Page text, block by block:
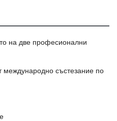
на две професионални
международно състезание по